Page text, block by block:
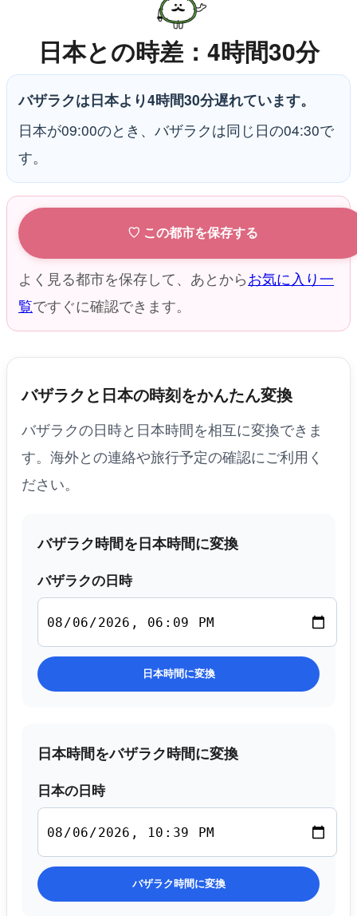
日本との時差：4時間30分
バザラクは日本より4時間30分遅れています。
日本が09:00のとき、バザラクは同じ日の04:30で
す。
♡ この都市を保存する
よく見る都市を保存して、あとからお気に入り一
覧ですぐに確認できます。
バザラクと日本の時刻をかんたん変換
バザラクの日時と日本時間を相互に変換できま
す。海外との連絡や旅行予定の確認にご利用く
ださい。
バザラク時間を日本時間に変換
バザラクの日時
日本時間に変換
日本時間をバザラク時間に変換
日本の日時
バザラク時間に変換